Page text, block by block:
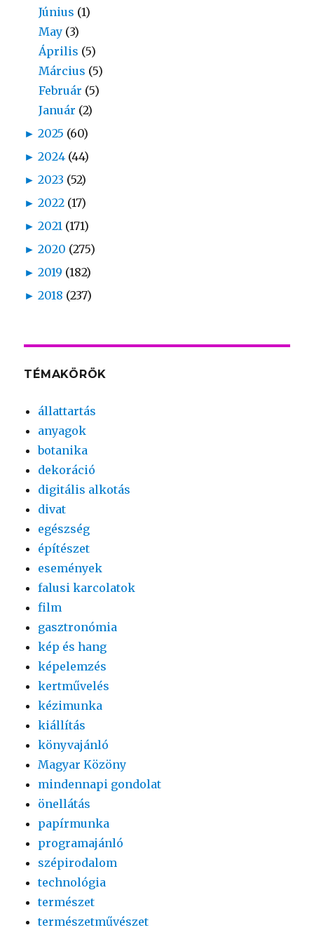
Június (1)
May (3)
Április (5)
Március (5)
Február (5)
Január (2)
► 2025 (60)
► 2024 (44)
► 2023 (52)
► 2022 (17)
► 2021 (171)
► 2020 (275)
► 2019 (182)
► 2018 (237)
TÉMAKÖRÖK
állattartás
anyagok
botanika
dekoráció
digitális alkotás
divat
egészség
építészet
események
falusi karcolatok
film
gasztronómia
kép és hang
képelemzés
kertművelés
kézimunka
kiállítás
könyvajánló
Magyar Közöny
mindennapi gondolat
önellátás
papírmunka
programajánló
szépirodalom
technológia
természet
természetművészet